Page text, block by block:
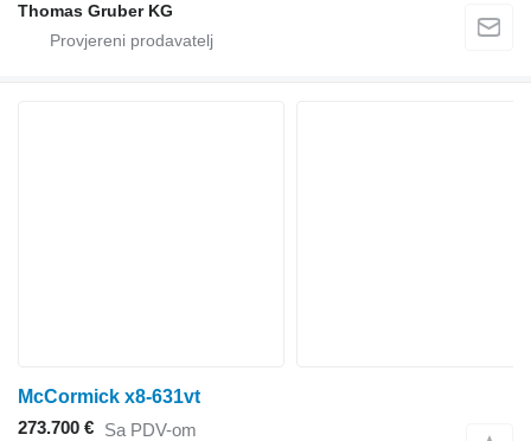
Thomas Gruber KG
McCormick x8-631vt
273.700 € Sa PDV-om